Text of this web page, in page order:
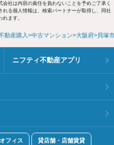
社は内容の責任を負わないことを予めご了承く
れる個人情報は、検索パートナーが取得し、同社
ます。
動産購入 中古マンション 大阪府 貝塚
ニフティ不動産アプリ
フィス 貸店舗・店舗賃貸